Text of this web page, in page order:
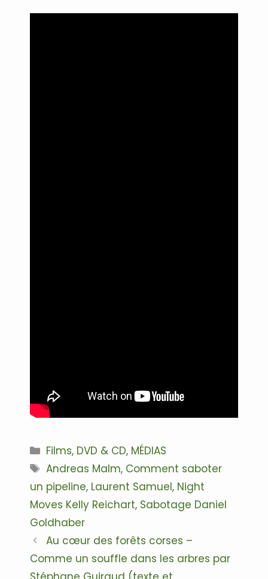
Catégories
Films, DVD & CD, MÉDIAS
Étiquettes
Andreas Malm, Comment saboter
un pipeline, Laurent Samuel, Night
Moves Kelly Reichart, Sabotage Daniel
Goldhaber
Navigation
des
articles
Au cœur des forêts corses –
Comme un souffle dans les arbres par